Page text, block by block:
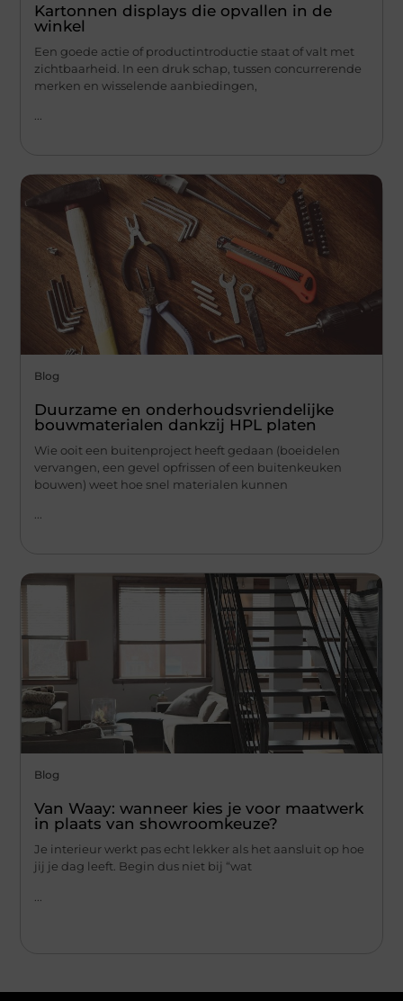
Kartonnen displays die opvallen in de
winkel
Een goede actie of productintroductie staat of valt met
zichtbaarheid. In een druk schap, tussen concurrerende
merken en wisselende aanbiedingen,
Blog
Duurzame en onderhoudsvriendelijke
bouwmaterialen dankzij HPL platen
Wie ooit een buitenproject heeft gedaan (boeidelen
vervangen, een gevel opfrissen of een buitenkeuken
bouwen) weet hoe snel materialen kunnen
...
Blog
Van Waay: wanneer kies je voor maatwerk
in plaats van showroomkeuze?
Je interieur werkt pas echt lekker als het aansluit op hoe
jij je dag leeft. Begin dus niet bij “wat